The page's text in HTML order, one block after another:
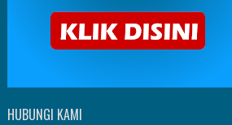
HUBUNGI KAMI